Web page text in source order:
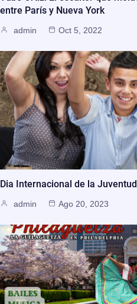
entre París y Nueva York
admin Oct 5, 2022
Dia Internacional de la Juventud
admin Ago 20, 2023